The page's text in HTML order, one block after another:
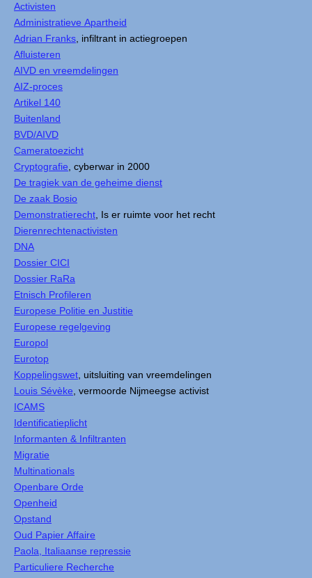
Activisten
Administratieve Apartheid
Adrian Franks , infiltrant in actiegroepen
Afluisteren
AIVD en vreemdelingen
AIZ-proces
Artikel 140
Buitenland
BVD/AIVD
Cameratoezicht
Cryptografie , cyberwar in 2000
De tragiek van de geheime dienst
De zaak Bosio
Demonstratierecht , Is er ruimte voor het recht
Dierenrechtenactivisten
DNA
Dossier CICI
Dossier RaRa
Etnisch Profileren
Europese Politie en Justitie
Europese regelgeving
Europol
Eurotop
Koppelingswet , uitsluiting van vreemdelingen
Louis Sévèke , vermoorde Nijmeegse activist
ICAMS
Identificatieplicht
Informanten & Infiltranten
Migratie
Multinationals
Openbare Orde
Openheid
Opstand
Oud Papier Affaire
Paola, Italiaanse repressie
Particuliere Recherche